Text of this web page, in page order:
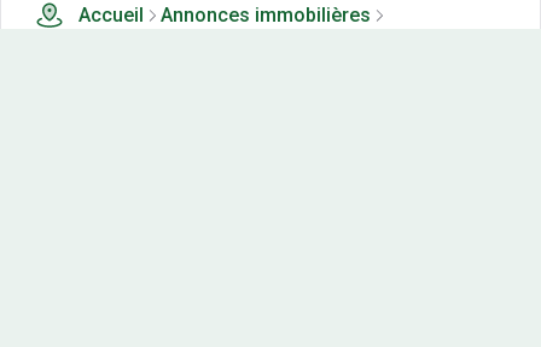
Accueil
Annonces immobilières